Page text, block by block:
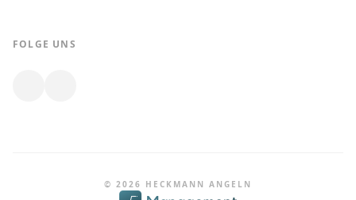
FOLGE UNS
© 2026 HECKMANN ANGELN